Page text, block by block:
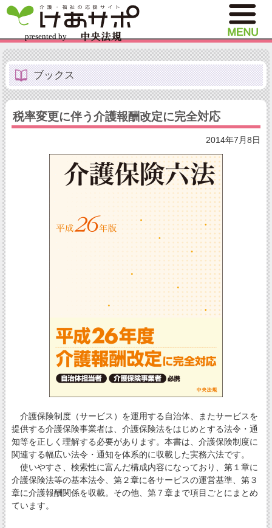
ブックス
税率変更に伴う介護報酬改定に完全対応
2014年7月8日
介護保険制度（サービス）を運用する自治体、またサービスを
提供する介護保険事業者は、介護保険法をはじめとする法令・通
知等を正しく理解する必要があります。本書は、介護保険制度に
関連する幅広い法令・通知を体系的に収載した実務六法です。
使いやすさ、検索性に富んだ構成内容になっており、第１章に
介護保険法等の基本法令、第２章に各サービスの運営基準、第３
章に介護報酬関係を収載。その他、第７章まで項目ごとにまとめ
ています。